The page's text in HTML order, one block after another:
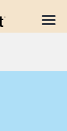
Menu